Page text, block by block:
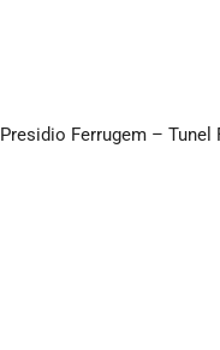
Presidio Ferrugem – Tunel